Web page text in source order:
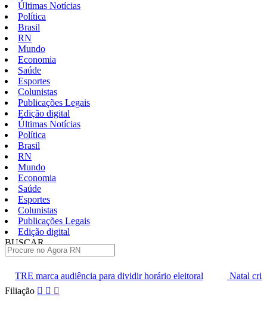
Últimas Notícias
Política
Brasil
RN
Mundo
Economia
Saúde
Esportes
Colunistas
Publicações Legais
Edição digital
Últimas Notícias
Política
Brasil
RN
Mundo
Economia
Saúde
Esportes
Colunistas
Publicações Legais
Edição digital
BUSCAR
para dividir horário eleitoral
Natal cria cargos de agentes
Pular
Filiação